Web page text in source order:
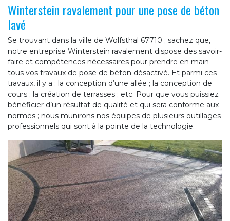
Winterstein ravalement pour une pose de béton
lavé
Se trouvant dans la ville de Wolfsthal 67710 ; sachez que,
notre entreprise Winterstein ravalement dispose des savoir-
faire et compétences nécessaires pour prendre en main
tous vos travaux de pose de béton désactivé. Et parmi ces
travaux, il y a : la conception d’une allée ; la conception de
cours ; la création de terrasses ; etc. Pour que vous puissiez
bénéficier d’un résultat de qualité et qui sera conforme aux
normes ; nous munirons nos équipes de plusieurs outillages
professionnels qui sont à la pointe de la technologie.